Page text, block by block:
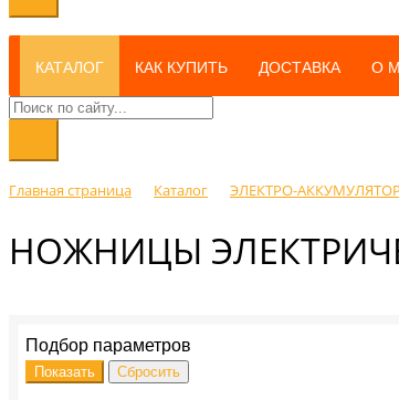
КАТАЛОГ КАК КУПИТЬ ДОСТАВКА О
Главная страница Каталог ЭЛЕКТРО-
НОЖНИЦЫ
Подбор параметров